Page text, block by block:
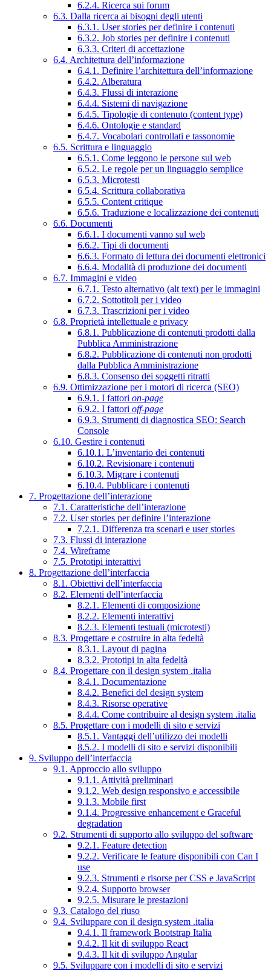
6.2.4. Ricerca sui forum
6.3. Dalla ricerca ai bisogni degli utenti
6.3.1. User stories per definire i contenuti
6.3.2. Job stories per definire i contenuti
6.3.3. Criteri di accettazione
6.4. Architettura dell’informazione
6.4.1. Definire l’architettura dell’informazione
6.4.2. Alberatura
6.4.3. Flussi di interazione
6.4.4. Sistemi di navigazione
6.4.5. Tipologie di contenuto (content type)
6.4.6. Ontologie e standard
6.4.7. Vocabolari controllati e tassonomie
6.5. Scrittura e linguaggio
6.5.1. Come leggono le persone sul web
6.5.2. Le regole per un linguaggio semplice
6.5.3. Microtesti
6.5.4. Scrittura collaborativa
6.5.5. Content critique
6.5.6. Traduzione e localizzazione dei contenuti
6.6. Documenti
6.6.1. I documenti vanno sul web
6.6.2. Tipi di documenti
6.6.3. Formato di lettura dei documenti elettronici
6.6.4. Modalità di produzione dei documenti
6.7. Immagini e video
6.7.1. Testo alternativo (alt text) per le immagini
6.7.2. Sottotitoli per i video
6.7.3. Trascrizioni per i video
6.8. Proprietà intellettuale e privacy
6.8.1. Pubblicazione di contenuti prodotti dalla
Pubblica Amministrazione
6.8.2. Pubblicazione di contenuti non prodotti
dalla Pubblica Amministrazione
6.8.3. Consenso dei soggetti ritratti
6.9. Ottimizzazione per i motori di ricerca (SEO)
6.9.1. I fattori on-page
6.9.2. I fattori off-page
6.9.3. Strumenti di diagnostica SEO: Search
Console
6.10. Gestire i contenuti
6.10.1. L’inventario dei contenuti
6.10.2. Revisionare i contenuti
6.10.3. Migrare i contenuti
6.10.4. Pubblicare i contenuti
7. Progettazione dell’interazione
7.1. Caratteristiche dell’interazione
7.2. User stories per definire l’interazione
7.2.1. Differenza tra scenari e user stories
7.3. Flussi di interazione
7.4. Wireframe
7.5. Prototipi interattivi
8. Progettazione dell’interfaccia
8.1. Obiettivi dell’interfaccia
8.2. Elementi dell’interfaccia
8.2.1. Elementi di composizione
8.2.2. Elementi interattivi
8.2.3. Elementi testuali (microtesti)
8.3. Progettare e costruire in alta fedeltà
8.3.1. Layout di pagina
8.3.2. Prototipi in alta fedeltà
8.4. Progettare con il design system .italia
8.4.1. Documentazione
8.4.2. Benefici del design system
8.4.3. Risorse operative
8.4.4. Come contribuire al design system .italia
8.5. Progettare con i modelli di sito e servizi
8.5.1. Vantaggi dell’utilizzo dei modelli
8.5.2. I modelli di sito e servizi disponibili
9. Sviluppo dell’interfaccia
9.1. Approccio allo sviluppo
9.1.1. Attività preliminari
9.1.2. Web design responsivo e accessibile
9.1.3. Mobile first
9.1.4. Progressive enhancement e Graceful
degradation
9.2. Strumenti di supporto allo sviluppo del software
9.2.1. Feature detection
9.2.2. Verificare le feature disponibili con Can I
use
9.2.3. Strumenti e risorse per CSS e JavaScript
9.2.4. Supporto browser
9.2.5. Misurare le prestazioni
9.3. Catalogo del riuso
9.4. Sviluppare con il design system .italia
9.4.1. Il framework Bootstrap Italia
9.4.2. Il kit di sviluppo React
9.4.3. Il kit di sviluppo Angular
9.5. Sviluppare con i modelli di sito e servizi